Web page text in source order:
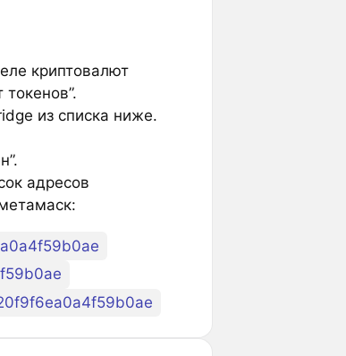
криптовалют
из списка ниже.
адресов